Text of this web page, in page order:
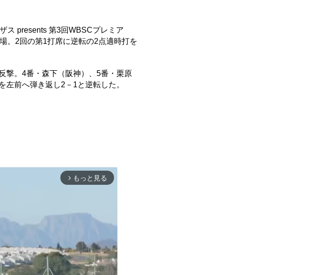
ス presents 第3回WBSCプレミア
。2回の第1打席に逆転の2点適時打を
撃。4番・森下（阪神）、5番・栗原
左前へ弾き返し2－1と逆転した。
arrow_forward_ios もっと見る